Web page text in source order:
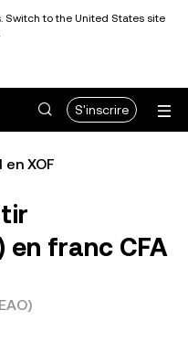
Switch to the United States site
S'inscrire
en XOF
en franc CFA